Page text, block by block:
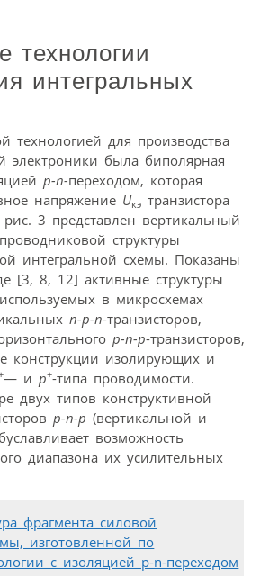
технологии
интегральных
технологией для производства
электроники была биполярная
p-n-переходом, которая
напряжение Uкэ транзистора
3 представлен вертикальный
структуры
интегральной схемы. Показаны
[3, 8, 12] активные структуры
в микросхемах
n-p-n-транзисторов,
p-n-p-транзисторов,
конструкции изолирующих и
— и p+-типа проводимости.
двух типов конструктивной
p-n-p (вертикальной и
возможность
диапазона их усилительных